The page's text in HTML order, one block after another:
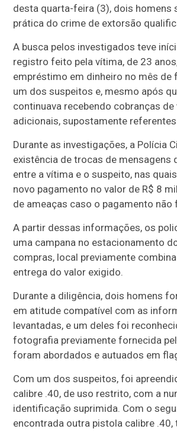
desta quarta-feira (3), dois homens
prática do crime de extorsão
A busca pelos investigados teve
registro feito pela vítima, de 23
empréstimo em dinheiro no mês de
um dos suspeitos e, mesmo após
continuava recebendo cobranças de
adicionais, supostamente
Durante as investigações, a Polícia
existência de trocas de mensagens
entre a vítima e o suspeito, nas
novo pagamento no valor de R$ 8
de ameaças caso o pagamento não
A partir dessas informações, os
uma campana no estacionamento
compras, local previamente
entrega do valor exigido.
Durante a diligência, dois homens
em atitude compatível com as
levantadas, e um deles foi
fotografia previamente fornecida
foram abordados e autuados em
Com um dos suspeitos, foi
calibre .40, de uso restrito, com a
identificação suprimida. Com o
encontrada outra pistola calibre .40,